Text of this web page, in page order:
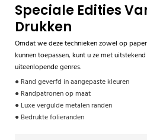
Speciale Edities
Drukken
Omdat we deze technieken zowel op
kunnen toepassen, kunt u ze met
uiteenlopende genres.
● Rand geverfd in aangepaste kleuren
● Randpatronen op maat
● Luxe vergulde metalen randen
● Bedrukte folieranden